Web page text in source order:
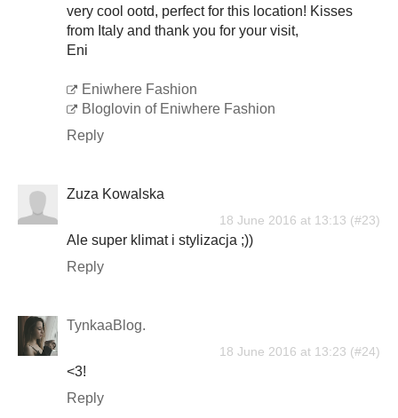
very cool ootd, perfect for this location! Kisses
from Italy and thank you for your visit,
Eni
Eniwhere Fashion
Bloglovin of Eniwhere Fashion
Reply
Zuza Kowalska
18 June 2016 at 13:13
Ale super klimat i stylizacja ;))
Reply
TynkaaBlog.
18 June 2016 at 13:23
<3!
Reply